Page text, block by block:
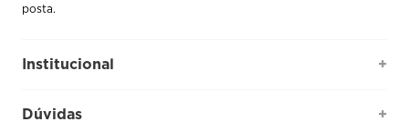
posta.
Institucional +
Dúvidas +